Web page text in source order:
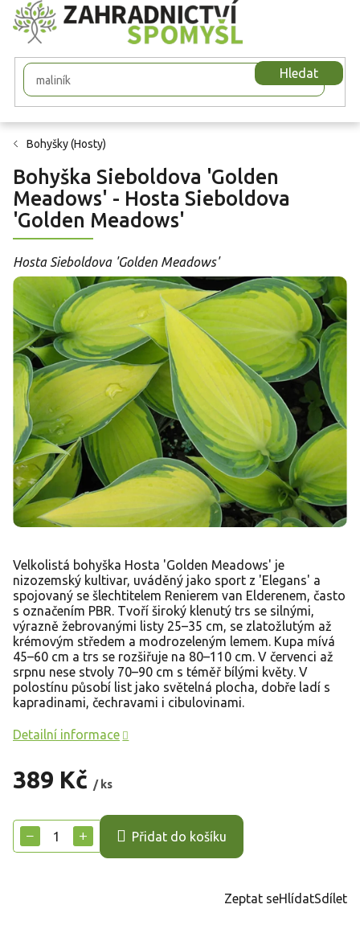
Přejít
na
obsah
Hledat
Bohyšky (Hosty)
Bohyška Sieboldova 'Golden
Meadows' - Hosta Sieboldova
'Golden Meadows'
Hosta Sieboldova 'Golden Meadows'
389 Kč / ks
cena:
+
− Přidat do košíku
Velkolistá bohyška Hosta 'Golden Meadows' je
nizozemský kultivar, uváděný jako sport z 'Elegans' a
spojovaný se šlechtitelem Renierem van Elderenem, často
s označením PBR. Tvoří široký klenutý trs se silnými,
výrazně žebrovanými listy 25–35 cm, se zlatožlutým až
krémovým středem a modrozeleným lemem. Kupa mívá
45–60 cm a trs se rozšiřuje na 80–110 cm. V červenci až
srpnu nese stvoly 70–90 cm s téměř bílými květy. V
polostínu působí list jako světelná plocha, dobře ladí s
kapradinami, čechravami i cibulovinami.
Detailní informace
Zeptat seHlídatSdílet